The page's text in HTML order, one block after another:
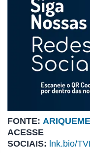
FONTE:
ACESSE
SOCIAIS: lnk.bio/